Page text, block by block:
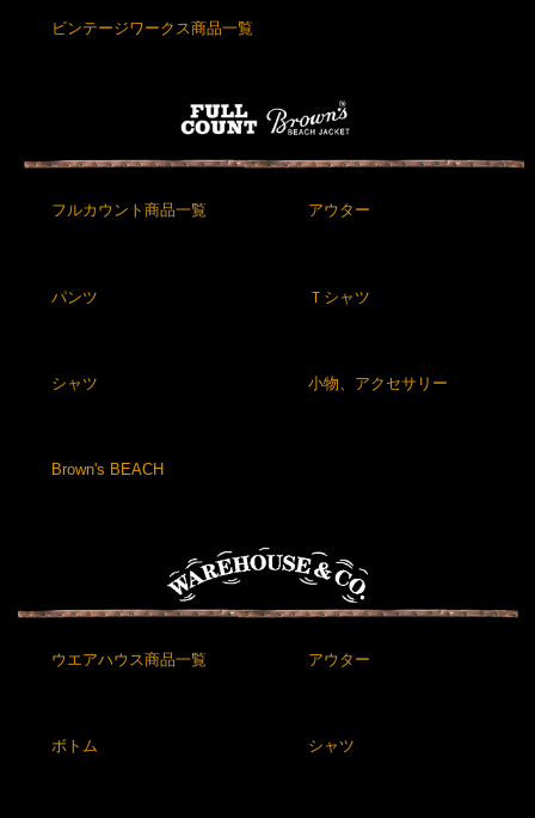
ビンテージワークス商品一覧
フルカウント商品一覧 アウター
パンツ Ｔシャツ
シャツ 小物、アクセサリー
Brown's BEACH
ウエアハウス商品一覧 アウター
ボトム シャツ